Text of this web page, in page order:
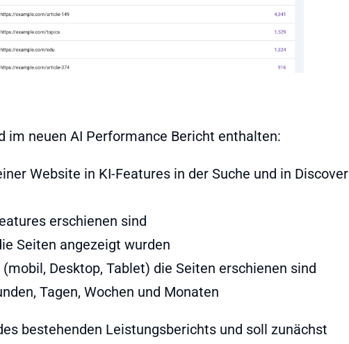
im neuen AI Performance Bericht enthalten:
Website in KI-Features in der Suche und in Discover
erschienen sind
Seiten angezeigt wurden
Desktop, Tablet) die Seiten erschienen sind
Tagen, Wochen und Monaten
bestehenden Leistungsberichts und soll zunächst